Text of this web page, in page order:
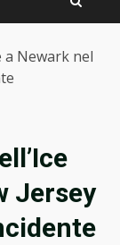
a Newark nel
Jersey